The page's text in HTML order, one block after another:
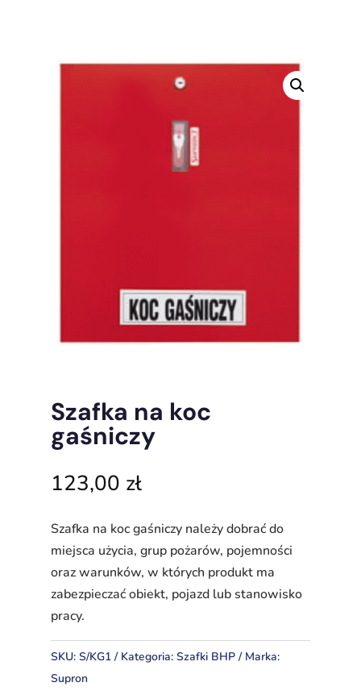
Szafka na koc
gaśniczy
123,00 zł
Szafka na koc gaśniczy należy dobrać do
miejsca użycia, grup pożarów, pojemności
oraz warunków, w których produkt ma
zabezpieczać obiekt, pojazd lub stanowisko
pracy.
SKU: S/KG1 Kategoria: Szafki BHP
Marka:
Supron